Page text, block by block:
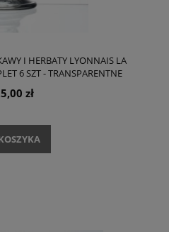
I HERBATY LYONNAIS LA
6 SZT - TRANSPARENTNE
zł